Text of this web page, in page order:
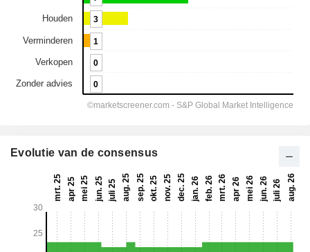
Evolutie van de consensus